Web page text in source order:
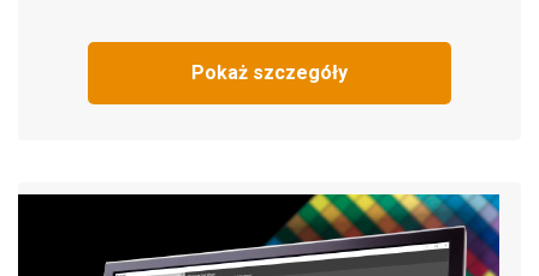
Pokaż szczegóły